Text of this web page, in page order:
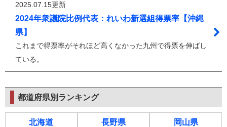
2025.07.15更新
2024年衆議院比例代表：れいわ新選組得票率【沖縄
県】
これまで得票率がそれほど高くなかった九州で得票を伸ばし
ている。
都道府県別ランキング
北海道 長野県 岡山県